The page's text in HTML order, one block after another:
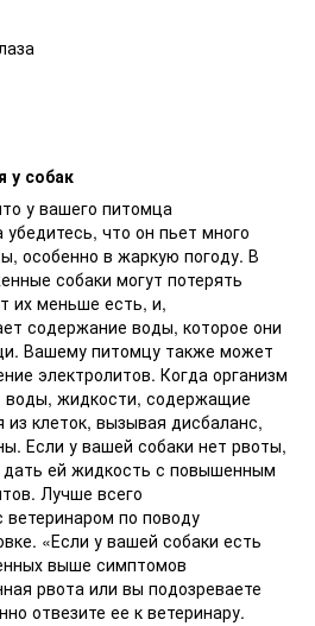
у собак
у вашего питомца
что он пьет много
особенно в жаркую погоду. В
собаки могут потерять
их меньше есть, и,
содержание воды, которое они
Вашему питомцу также может
электролитов. Когда организм
воды, жидкости, содержащие
клеток, вызывая дисбаланс,
Если у вашей собаки нет рвоты,
ей жидкость с повышенным
Лучше всего
ветеринаром по поводу
«Если у вашей собаки есть
выше симптомов
рвота или вы подозреваете
отвезите ее к ветеринару.